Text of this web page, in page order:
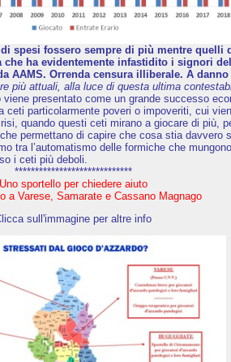
spesi fossero sempre di più mentre quelli
ha evidentemente infastidito i signori
AAMS. Orrenda censura illiberale. A
più attuali, alla luce di questa ultima
presentato come un grande successo
particolarmente poveri o impoveriti, cui
quando questi ceti mirano a giocare di più,
permettano di capire che cosa stia davvero
tra l’automatismo delle formiche che
i ceti più deboli.
*****************************
Uno sportello per chiedere aiuto
a Varese, Samarate e Cassano Magnago
sull'immagine per altre info